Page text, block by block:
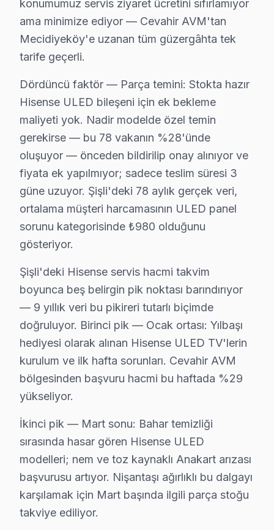
Şişli servisinde dikkat ettiğimiz Hisense'a özgü teknik
▸ Şişli'de ULED dimming arızasında her bölge
▸ Şişli'de VIDAA platform sorunlarında USB factory
Şişli bölgesinde teşhis sürecimiz: Şişli'de bu TV
Şişli onarım maliyet aralıkları (2025):
• Şişli panel değişimi: 2.200 – 7.000 TL
• Şişli anakart: 600 – 1.800 TL
• Şişli güç kartı: 350 – 950 TL
• Şişli LED şerit/backlight: 250 – 700 TL
Hisense TV Teknik Profil ve Servis Rehberi
Şişli'de Hisense Teşhis ve Onarım Uzmanlığı
Şişli Servisimizde Hisense Teşhis Süreci
Şişli'de Hisense televizyon ünitesi servis menüsü: TV
Şişli'de Hisense Yazılım Altyapısı
Şişli'de VIDAA U6/U7 (2023-2024), Android panel
Şişli Servisinde Hisense Panel Teknolojisi
Şişli'de hisense, Çin merkezli olup ULED (Ultra LED)
Şişli'de Hisense Ana Kart ve İşlemci
Şişli'de hi-View Engine işlemcisi Hisense'in görüntü
Şişli Servisimizde Sık Karşılaştığımız Hisense Teknik
1. Şişli'de ULED dimming arızasında her bölge
2. Şişli'de VIDAA platform sorunlarında USB factory
3. Şişli'de Hisense-Toshiba ortak platform: bazı
Şişli'de Sık Servis Yaptığımız Hisense Modelleri:
U7K ULED 4K modelinde VIDAA platform
konumumuz servis ziyaret ücretini sıfırlamıyor
ama minimize ediyor — Cevahir AVM'tan
Mecidiyeköy'e uzanan tüm güzergâhta tek
tarife geçerli.
Dördüncü faktör — Parça temini: Stokta hazır
Hisense ULED bileşeni için ek bekleme
maliyeti yok. Nadir modelde özel temin
gerekirse — bu 78 vakanın %28'ünde
oluşuyor — önceden bildirilip onay alınıyor ve
fiyata ek yapılmıyor; sadece teslim süresi 3
güne uzuyor. Şişli'deki 78 aylık gerçek veri,
ortalama müşteri harcamasının ULED panel
sorunu kategorisinde ₺980 olduğunu
gösteriyor.
Şişli'deki Hisense servis hacmi takvim
boyunca beş belirgin pik noktası barındırıyor
— 9 yıllık veri bu pikireri tutarlı biçimde
doğruluyor. Birinci pik — Ocak ortası: Yılbaşı
hediyesi olarak alınan Hisense ULED TV'lerin
kurulum ve ilk hafta sorunları. Cevahir AVM
bölgesinden başvuru hacmi bu haftada %29
yükseliyor.
İkinci pik — Mart sonu: Bahar temizliği
sırasında hasar gören Hisense ULED
modelleri; nem ve toz kaynaklı Anakart arızası
başvurusu artıyor. Nişantaşı ağırlıklı bu dalgayı
karşılamak için Mart başında ilgili parça stoğu
takviye ediliyor.